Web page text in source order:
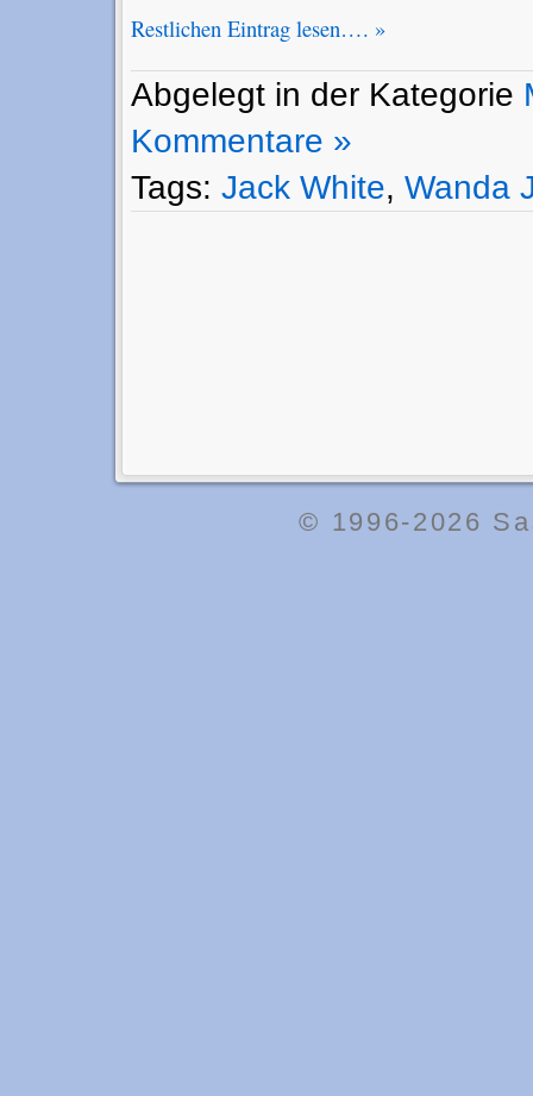
Restlichen Eintrag lesen…. »
Abgelegt in der Kategorie
Kommentare »
Tags: Jack White, Wanda
© 1996-2026